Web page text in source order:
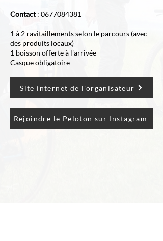
Contact: 0677084381
1 à 2 ravitaillements selon le parcours (avec
des produits locaux)
1 boisson offerte à l'arrivée
Casque obligatoire
Site internet de l'organisateur
Rejoindre le Peloton sur Instagram